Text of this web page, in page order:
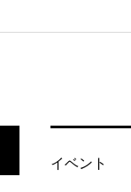
イベント